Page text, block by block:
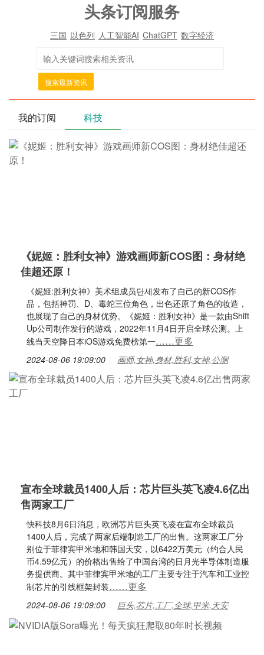
头条订阅服务
三国 以色列 人工智能AI ChatGPT 数字经济
搜索最新资讯
我的订阅 科技
《妮姬：胜利女神》游戏画师新COS图：身材绝
佳超还原！
《妮姬:胜利女神》美术组成员단세发布了自己的新COS作
品，包括神罚、D、毒蛇三位角色，出色还原了角色的妆造，
也展现了自己的身材优势。《妮姬：胜利女神》是一款由Shift
Up公司制作发行的游戏，2022年11月4日开启全球公测。上
线当天空降日本iOS游戏免费榜第一……更多
2024-08-06 19:09:00 画师,女神,身材,胜利,女神,公测
宣布全球裁员1400人后：芯片巨头英飞凌4.6亿出
售两家工厂
快科技8月6日消息，欧洲芯片巨头英飞凌在宣布全球裁员
1400人后，完成了两家后端制造工厂的出售。这两家工厂分
别位于菲律宾甲米地和韩国天安，以6422万美元（约合人民
币4.59亿元）的价格出售给了中国台湾的日月光半导体制造服
务提供商。其中菲律宾甲米地的工厂主要专注于汽车和工业控
制芯片的引线框架封装……更多
2024-08-06 19:09:00 巨头,芯片,工厂,全球,甲米,天安